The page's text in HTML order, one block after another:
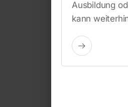
Ausbildung
kann